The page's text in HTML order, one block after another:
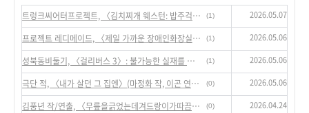
트렁크씨어터프로젝트, 〈김치찌개 웨스턴: 밥주걱과 45구경 권총의 결투〉: 어떤 구멍들이 보여주는 한국 사회에 대한 징후들 (1) 2026.05.07
프로젝트 레디메이드, 〈제일 가까운 장애인화장실이 어디죠?〉: 원작 이후의 마법, 수행, 실재라는 배가되는 차원들 (1) 2026.05.06
성북동비둘기, 〈걸리버스 3〉: 불가능한 실재를 매개하는 방식들 (1) 2026.05.06
극단 적, 〈내가 살던 그 집엔〉(마정화 작, 이곤 연출): 여성의 역사와 여성의 글쓰기, 그리고 여성의 연대 (0) 2026.05.06
김풍년 작/연출, 〈무릎을긁었는데겨드랑이가따끔하여〉: 이행을 위한, 이행에 의한, 이행에 대한 (0) 2026.04.24